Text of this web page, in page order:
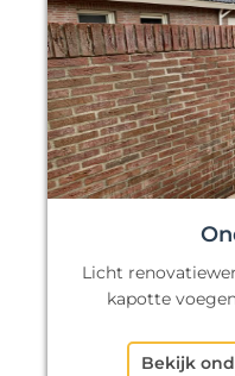
Licht
kapotte
Bekijk